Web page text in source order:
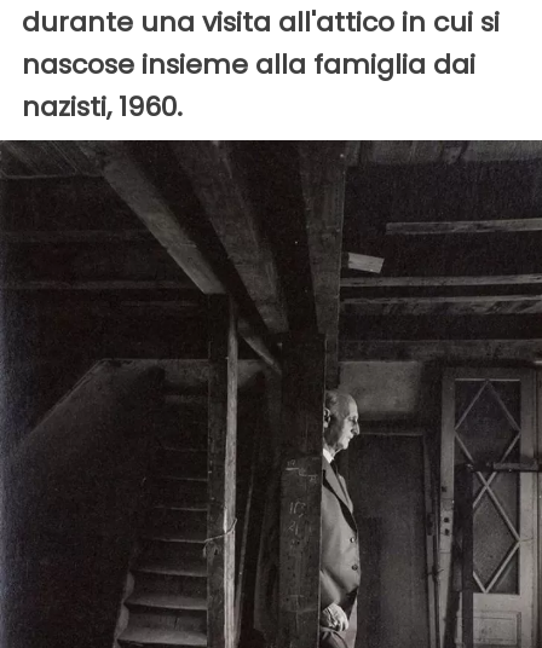
durante una visita all'attico in cui si
nascose insieme alla famiglia dai
nazisti, 1960.